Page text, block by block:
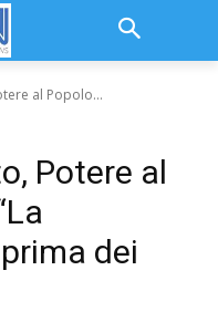
al Popolo...
Potere al
dei